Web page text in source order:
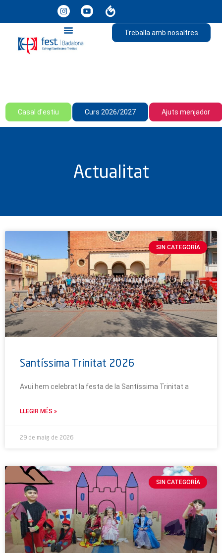
Treballa amb nosaltres
Casal d'estiu Curs 2026/2027 Ajuts menjador
Actualitat
SIN CATEGORÍA
Santíssima Trinitat 2026
Avui hem celebrat la festa de la Santíssima Trinitat a
LLEGIR MÉS »
29 de maig de 2026
SIN CATEGORÍA